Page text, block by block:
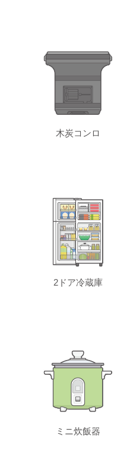
木炭コンロ
2ドア冷蔵庫
ミニ炊飯器